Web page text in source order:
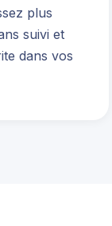
plus
suivi et
dans vos